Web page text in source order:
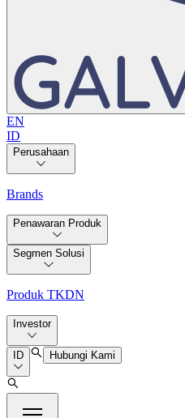
EN
ID
Perusahaan
Brands
Penawaran Produk
Segmen Solusi
Produk TKDN
Investor
ID Hubungi Kami